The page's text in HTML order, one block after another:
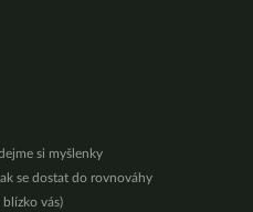
si myšlenky
se dostat do rovnováhy
blízko vás)